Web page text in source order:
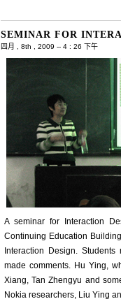
SEMINAR FOR
四月 , 8th , 2009 -- 4 : 26 下午
A seminar for Interaction
Continuing Education
Interaction Design.
made comments. Hu Ying,
Xiang, Tan Zhengyu and
Nokia researchers, Liu Ying